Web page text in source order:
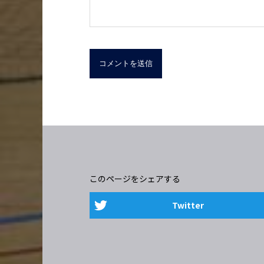
このページをシェアする
Twitter